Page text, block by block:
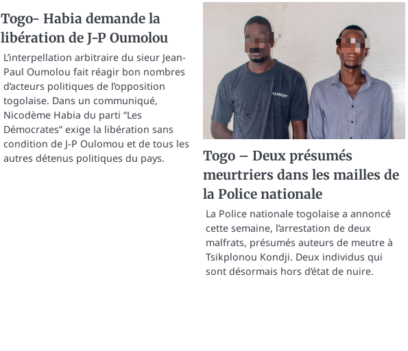
Togo- Habia demande la
libération de J-P Oumolou
L’interpellation arbitraire du sieur Jean-
Paul Oumolou fait réagir bon nombres
d’acteurs politiques de l’opposition
togolaise. Dans un communiqué,
Nicodème Habia du parti “Les
Démocrates” exige la libération sans
condition de J-P Oulomou et de tous les
autres détenus politiques du pays.
Togo – Deux présumés
meurtriers dans les mailles de
la Police nationale
La Police nationale togolaise a annoncé
cette semaine, l’arrestation de deux
malfrats, présumés auteurs de meutre à
Tsikplonou Kondji. Deux individus qui
sont désormais hors d’état de nuire.